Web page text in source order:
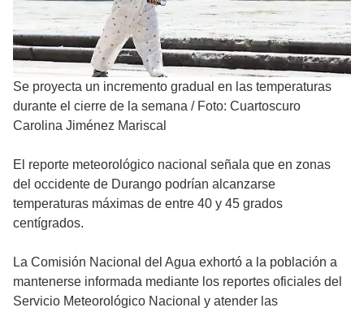
Se proyecta un incremento gradual en las temperaturas
durante el cierre de la semana / Foto: Cuartoscuro
Carolina Jiménez Mariscal
El reporte meteorológico nacional señala que en zonas
del occidente de Durango podrían alcanzarse
temperaturas máximas de entre 40 y 45 grados
centígrados.
La Comisión Nacional del Agua exhortó a la población a
mantenerse informada mediante los reportes oficiales del
Servicio Meteorológico Nacional y atender las